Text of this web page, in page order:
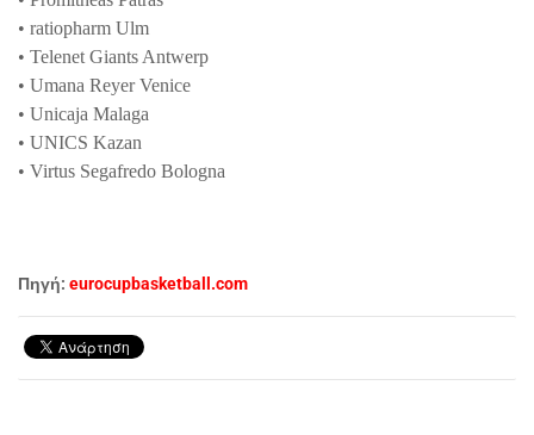
• ratiopharm Ulm
• Telenet Giants Antwerp
• Umana Reyer Venice
• Unicaja Malaga
• UNICS Kazan
• Virtus Segafredo Bologna
Πηγή: eurocupbasketball.com